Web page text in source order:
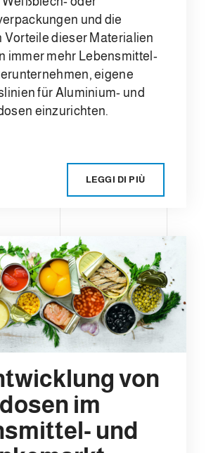
und die
Vorteile dieser Materialien
immer mehr Lebensmittel-
eigene
für Aluminium- und
einzurichten.
LEGGI DI PIÙ
von
im
und